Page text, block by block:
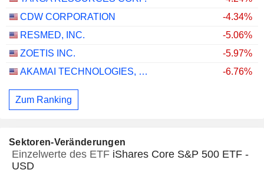
CDW CORPORATION
-4.34%
RESMED, INC.
-5.06%
ZOETIS INC.
-5.97%
AKAMAI TECHNOLOGIES, INC.
-6.76%
Zum Ranking
Sektoren-Veränderungen
Einzelwerte des ETF iShares Core S&P 500 ETF -
USD